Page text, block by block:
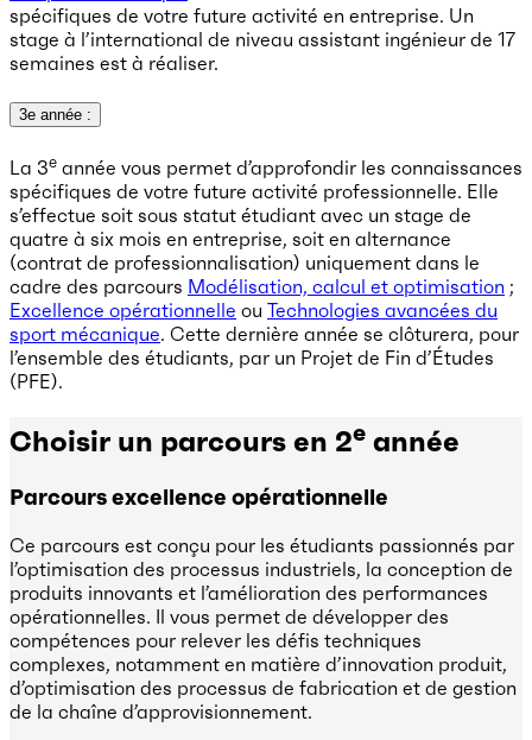
spécifiques de votre future activité en entreprise. Un
stage à l’international de niveau assistant ingénieur de 17
semaines est à réaliser.
3e année :
La 3e année vous permet d’approfondir les connaissances
spécifiques de votre future activité professionnelle. Elle
s’effectue soit sous statut étudiant avec un stage de
quatre à six mois en entreprise, soit en alternance
(contrat de professionnalisation) uniquement dans le
cadre des parcours Modélisation, calcul et optimisation ;
Excellence opérationnelle ou Technologies avancées du
sport mécanique. Cette dernière année se clôturera, pour
l’ensemble des étudiants, par un Projet de Fin d’Études
(PFE).
Choisir un parcours en 2e année
Parcours excellence opérationnelle
Ce parcours est conçu pour les étudiants passionnés par
l’optimisation des processus industriels, la conception de
produits innovants et l’amélioration des performances
opérationnelles. Il vous permet de développer des
compétences pour relever les défis techniques
complexes, notamment en matière d’innovation produit,
d’optimisation des processus de fabrication et de gestion
de la chaîne d’approvisionnement.